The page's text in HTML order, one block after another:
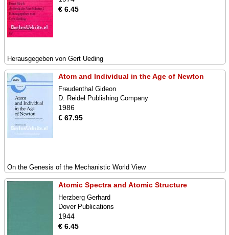
€ 6.45
Herausgegeben von Gert Ueding
Atom and Individual in the Age of Newton
Freudenthal Gideon
D. Reidel Publishing Company
1986
€ 67.95
On the Genesis of the Mechanistic World View
Atomic Spectra and Atomic Structure
Herzberg Gerhard
Dover Publications
1944
€ 6.45